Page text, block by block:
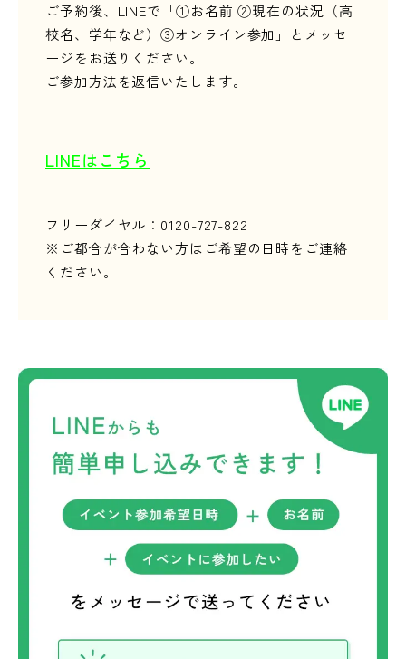
ご予約後、LINEで「①お名前 ②現在の状況（高
校名、学年など）③オンライン参加」とメッセ
ージをお送りください。
ご参加方法を返信いたします。
LINEはこちら
フリーダイヤル：0120-727-822
※ご都合が合わない方はご希望の日時をご連絡
ください。